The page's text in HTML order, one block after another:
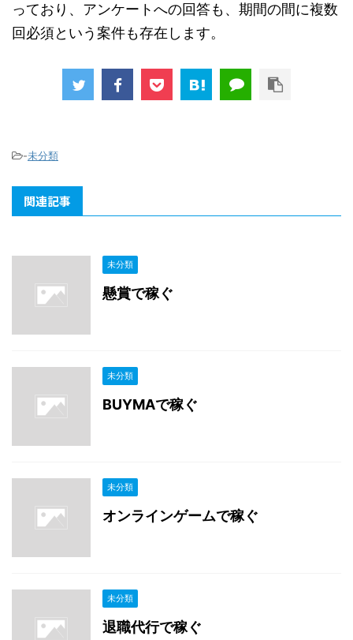
っており、アンケートへの回答も、期間の間に複数
回必須という案件も存在します。
-未分類
関連記事
未分類
懸賞で稼ぐ
未分類
BUYMAで稼ぐ
未分類
オンラインゲームで稼ぐ
未分類
退職代行で稼ぐ